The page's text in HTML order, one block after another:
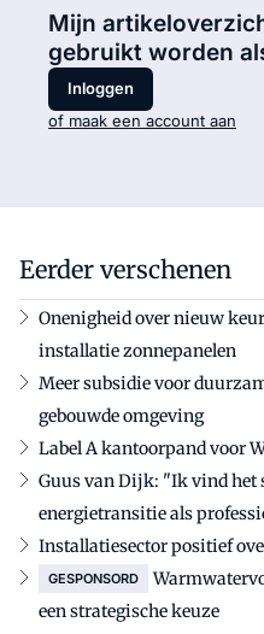
Mijn
gebruikt worden
Inloggen
of maak een account aan
Eerder verschenen
Onenigheid over nieuw
installatie zonnepanelen
Meer subsidie voor
gebouwde omgeving
Label A kantoorpand voor
Guus van Dijk: "Ik vind het
energietransitie als
Installatiesector positief
GESPONSORD
een strategische keuze